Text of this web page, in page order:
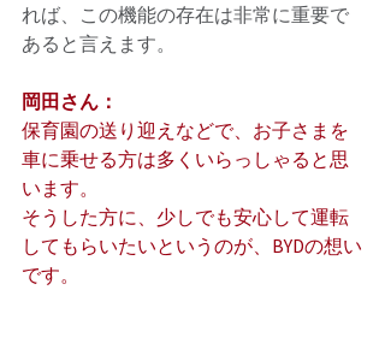
れば、この機能の存在は非常に重要で
あると言えます。
岡田さん：
保育園の送り迎えなどで、お子さまを
車に乗せる方は多くいらっしゃると思
います。
そうした方に、少しでも安心して運転
してもらいたいというのが、BYDの想い
です。